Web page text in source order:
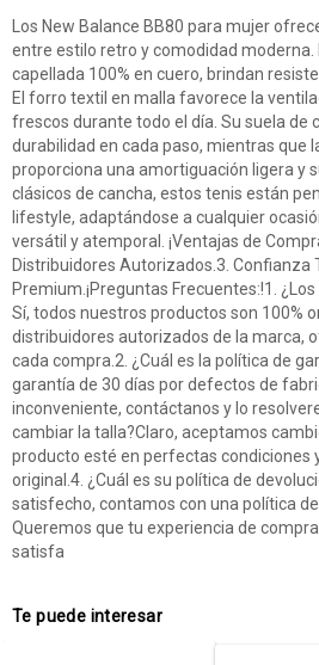
Los New Balance BB80 para mujer
entre estilo retro y comodidad moderna.
capellada 100% en cuero, brindan
El forro textil en malla favorece la
frescos durante todo el día. Su suela de
durabilidad en cada paso, mientras que
proporciona una amortiguación ligera y
clásicos de cancha, estos tenis están
lifestyle, adaptándose a cualquier
versátil y atemporal. ¡Ventajas de
Distribuidores Autorizados.3. Confianza
Premium.¡Preguntas Frecuentes:!1.
Sí, todos nuestros productos son 100%
distribuidores autorizados de la marca,
cada compra.2. ¿Cuál es la política de
garantía de 30 días por defectos de
inconveniente, contáctanos y lo
cambiar la talla?Claro, aceptamos
producto esté en perfectas condiciones
original.4. ¿Cuál es su política de
satisfecho, contamos con una política
Queremos que tu experiencia de
satisfa
Te puede interesar